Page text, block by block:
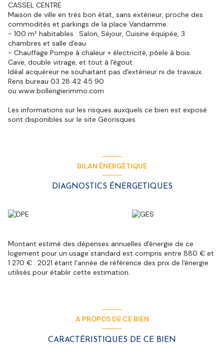
+4
CASSEL CENTRE
Maison de ville en très bon état, sans extérieur, proche des
commodités et parkings de la place Vandamme.
- 100 m² habitables : Salon, Séjour, Cuisine équipée, 3
chambres et salle d'eau
- Chauffage Pompe à chaleur + électricité, pôele à bois.
Cave, double vitrage, et tout à l'égout.
Idéal acquéreur ne souhaitant pas d'extérieur ni de travaux.
Rens bureau 03 28 42 45 90
ou www.bollengierimmo.com
Les informations sur les risques auxquels ce bien est exposé
sont disponibles sur le site Géorisques
BILAN ÉNERGÉTIQUE
DIAGNOSTICS ÉNERGETIQUES
Montant estimé des dépenses annuelles d'énergie de ce
logement pour un usage standard est compris entre 880 € et
1 270 € . 2021 étant l'année de référence des prix de l'énergie
utilisés pour établir cette estimation.
A PROPOS DE CE BIEN
CARACTÉRISTIQUES DE CE BIEN